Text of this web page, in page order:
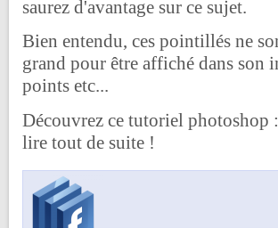
saurez d'avantage sur ce sujet.
Bien entendu, ces pointillés ne
grand pour être affiché dans son
points etc...
Découvrez ce tutoriel photoshop :
lire tout de suite !